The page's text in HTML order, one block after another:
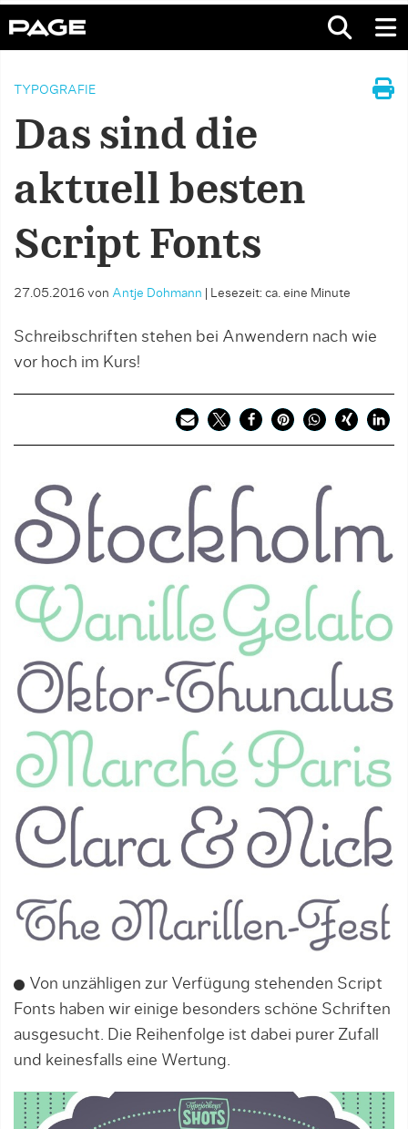
TYPOGRAFIE
Das sind die
aktuell besten
Script Fonts
27.05.2016 von Antje Dohmann Lesezeit: ca. eine Minute
Schreibschriften stehen bei Anwendern nach wie
vor hoch im Kurs!
Von unzähligen zur Verfügung stehenden Script
Fonts haben wir einige besonders schöne Schriften
ausgesucht. Die Reihenfolge ist dabei purer Zufall
und keinesfalls eine Wertung.